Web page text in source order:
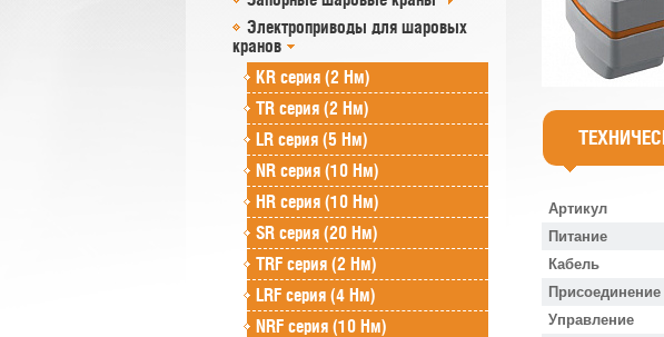
Электроприводы для шаровых
кранов
KR серия (2 Нм)
TR серия (2 Нм)
LR серия (5 Нм)
NR серия (10 Нм)
HR серия (10 Нм)
SR серия (20 Нм)
TRF серия (2 Нм)
LRF серия (4 Нм)
NRF серия (10 Нм)
Артикул
Питание
Кабель
Присоединение
Управление